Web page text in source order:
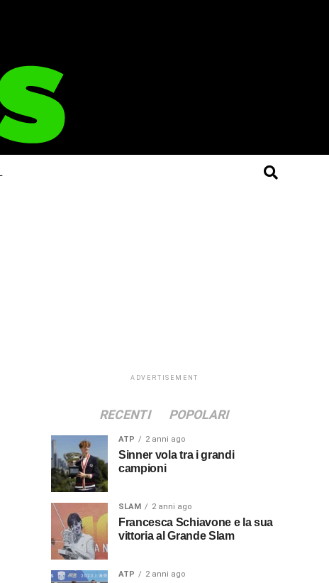
ADVERTISEMENT
RECENTI POPOLARI
ATP 2 anni ago
Sinner vola tra i grandi
campioni
SLAM 2 anni ago
Francesca Schiavone e la sua
vittoria al Grande Slam
ATP 2 anni ago